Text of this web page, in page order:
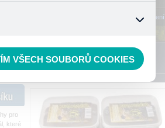
Přihlášení
pro
které
Proto nedokážeme zjistit navštívené
VŠECH SOUBORŮ COOKIES